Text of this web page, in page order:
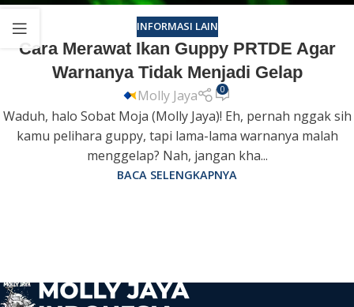
INFORMASI LAIN
Cara Merawat Ikan Guppy PRTDE Agar
Warnanya Tidak Menjadi Gelap
Molly Jaya 0
Waduh, halo Sobat Moja (Molly Jaya)! Eh, pernah nggak sih
kamu pelihara guppy, tapi lama-lama warnanya malah
menggelap? Nah, jangan kha...
BACA SELENGKAPNYA